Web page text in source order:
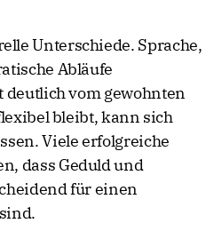
Unterschiede. Sprache,
Abläufe
vom gewohnten
bleibt, kann sich
Viele erfolgreiche
dass Geduld und
für einen